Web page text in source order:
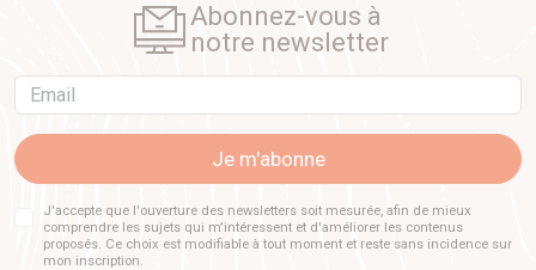
Abonnez-vous à
notre newsletter
Email
Je m'abonne
J'accepte que l'ouverture des newsletters soit mesurée, afin de mieux
comprendre les sujets qui m'intéressent et d'améliorer les contenus
proposés. Ce choix est modifiable à tout moment et reste sans incidence sur
mon inscription.